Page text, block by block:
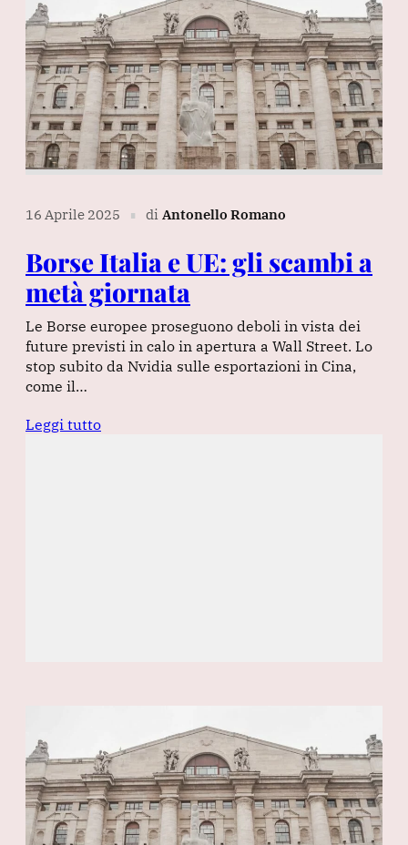
16 Aprile 2025 ∎ di Antonello Romano
Borse Italia e UE: gli scambi a
metà giornata
Le Borse europee proseguono deboli in vista dei
future previsti in calo in apertura a Wall Street. Lo
stop subito da Nvidia sulle esportazioni in Cina,
come il…
Leggi tutto